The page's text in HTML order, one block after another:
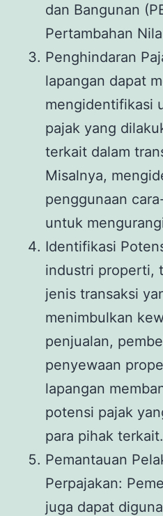
dan Bangunan
Pertambahan
Penghindaran
lapangan dapat
mengidentifikasi
pajak yang
terkait dalam
Misalnya,
penggunaan
untuk
Identifikasi
industri properti,
jenis transaksi
menimbulkan
penjualan,
penyewaan
lapangan
potensi pajak
para pihak terkait.
Pemantauan
Perpajakan:
juga dapat